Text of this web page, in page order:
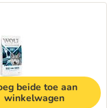
beide toe aan
winkelwagen